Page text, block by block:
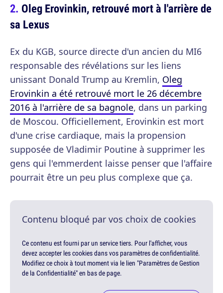
Oleg Erovinkin, retrouvé mort à l'arrière de
sa Lexus
Ex du KGB, source directe d'un ancien du MI6
responsable des révélations sur les liens
unissant Donald Trump au Kremlin, Oleg
Erovinkin a été retrouvé mort le 26 décembre
2016 à l'arrière de sa bagnole, dans un parking
de Moscou. Officiellement, Erovinkin est mort
d'une crise cardiaque, mais la propension
supposée de Vladimir Poutine à supprimer les
gens qui l'emmerdent laisse penser que l'affaire
pourrait être un peu plus complexe que ça.
Contenu bloqué par vos choix de cookies
Ce contenu est fourni par un service tiers. Pour l'afficher, vous
devez accepter les cookies dans vos paramètres de confidentialité.
Modifiez ce choix à tout moment via le lien "Paramètres de Gestion
de la Confidentialité" en bas de page.